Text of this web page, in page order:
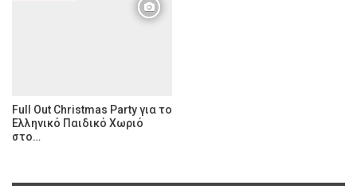
Full Out Christmas Party για το
Ελληνικό Παιδικό Χωριό
στο…